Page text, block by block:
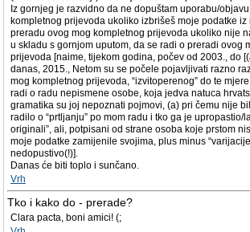
Iz gornjeg je razvidno da ne dopuštam uporabu/
kompletnog prijevoda ukoliko izbrišeš moje podatke iz
preradu ovog mog kompletnog prijevoda ukoliko nije
u skladu s gornjom uputom, da se radi o preradi ovog
prijevoda [naime, tijekom godina, počev od 2003., do
danas, 2015., Netom su se počele pojavljivati razno
mog kompletnog prijevoda, “izvitoperenog” do te
radi o radu nepismene osobe, koja jedva natuca
gramatika su joj nepoznati pojmovi, (a) pri čemu nije
radilo o “prtljanju” po mom radu i tko ga je upropastio/
originali”, ali, potpisani od strane osoba koje prstom
moje podatke zamijenile svojima, plus minus
nedopustivo(!)].
Danas će biti toplo i sunčano.
Vrh
Tko i kako do - prerade?
Clara pacta, boni amici! (;